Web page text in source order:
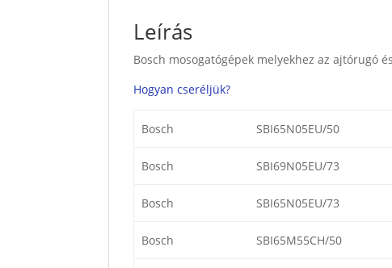
Leírás
Bosch mosogatógépek melyekhez az ajtórugó
Hogyan cseréljük?
Bosch SBI65N05EU/50
Bosch SBI69N05EU/73
Bosch SBI65N05EU/73
Bosch SBI65M55CH/50